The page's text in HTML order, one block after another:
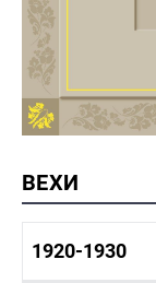
ВЕХИ
1920-1930